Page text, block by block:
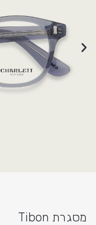
מסגרת Tibon